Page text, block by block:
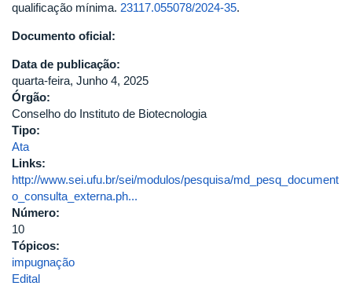
qualificação mínima. 23117.055078/2024-35.
Documento oficial:
Data de publicação:
quarta-feira, Junho 4, 2025
Órgão:
Conselho do Instituto de Biotecnologia
Tipo:
Ata
Links:
http://www.sei.ufu.br/sei/modulos/pesquisa/md_pesq_document
o_consulta_externa.ph...
Número:
10
Tópicos:
impugnação
Edital